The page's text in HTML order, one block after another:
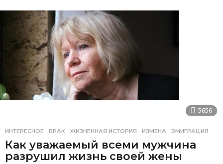
5656
ИНТЕРЕСНОЕ БРАК ,ЖИЗНЕННАЯ ИСТОРИЯ ,ИЗМЕНА ,ЭМИГРАЦИЯ
Как уважаемый всеми мужчина
разрушил жизнь своей жены